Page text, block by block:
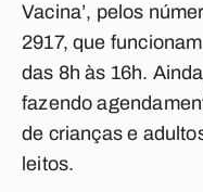
Vacina’, pelos
2917, que
das 8h às 16h.
fazendo
de crianças e
leitos.